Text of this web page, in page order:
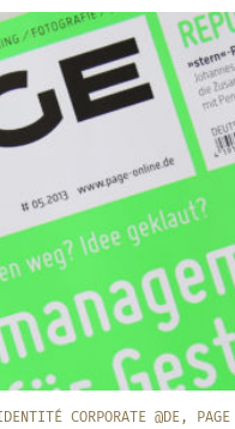
CORPORATE @DE, PAGE